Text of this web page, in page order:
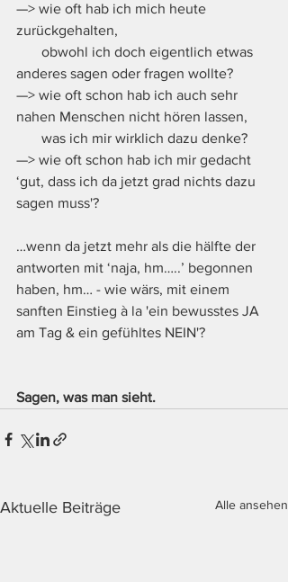
—> wie oft hab ich mich heute
zurückgehalten,
obwohl ich doch eigentlich etwas
anderes sagen oder fragen wollte?
—> wie oft schon hab ich auch sehr
nahen Menschen nicht hören lassen,
was ich mir wirklich dazu denke?
—> wie oft schon hab ich mir gedacht
‘gut, dass ich da jetzt grad nichts dazu
sagen muss'?
…wenn da jetzt mehr als die hälfte der
antworten mit ‘naja, hm…..’ begonnen
haben, hm… - wie wärs, mit einem
sanften Einstieg à la 'ein bewusstes JA
am Tag & ein gefühltes NEIN'?
Sagen, was man sieht.
Aktuelle Beiträge Alle ansehen